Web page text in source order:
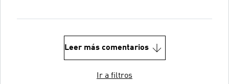
Leer más comentarios
Ir a filtros